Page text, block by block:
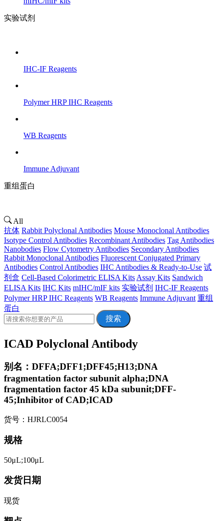
实验试剂
IHC-IF Reagents
Polymer HRP IHC Reagents
WB Reagents
Immune Adjuvant
重组蛋白
All
抗体 Rabbit Polyclonal Antibodies Mouse Monoclonal Antibodies
Isotype Control Antibodies Recombinant Antibodies Tag Antibodies
Nanobodies Flow Cytometry Antibodies Secondary Antibodies
Rabbit Monoclonal Antibodies Fluorescent Conjugated Primary
Antibodies Control Antibodies IHC Antibodies & Ready-to-Use 试
剂盒 Cell-Based Colorimetric ELISA Kits Assay Kits Sandwich
ELISA Kits IHC Kits mIHC/mIF kits 实验试剂 IHC-IF Reagents
Polymer HRP IHC Reagents WB Reagents Immune Adjuvant 重组
蛋白
搜索
ICAD Polyclonal Antibody
别名：DFFA;DFF1;DFF45;H13;DNA
fragmentation factor subunit alpha;DNA
fragmentation factor 45 kDa subunit;DFF-
45;Inhibitor of CAD;ICAD
货号：HJRLC0054
规格
50μL;100μL
发货日期
现货